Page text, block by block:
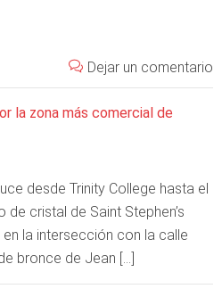
Dejar un comentario
la zona más comercial de
desde Trinity College hasta el
cristal de Saint Stephen’s
la intersección con la calle
bronce de Jean […]